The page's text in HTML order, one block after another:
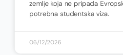
zemlje koja ne pripada
potrebna studentska viza.
06/12/2026